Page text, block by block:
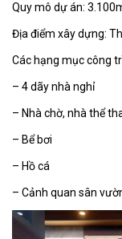
Quy mô dự án:
Địa điểm xây dựng:
Các hạng mục công
– 4 dãy nhà nghỉ
– Nhà chờ, nhà thể
– Bể bơi
– Hồ cá
– Cảnh quan sân